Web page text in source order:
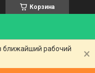
Корзина
ближайший рабочий